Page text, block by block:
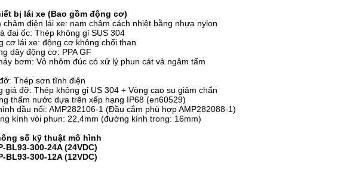
bị lái xe (Bao gồm động cơ)
châm điện lái xe: nam châm cách nhiệt bằng nhựa nylon
đai ốc: Thép không gỉ SUS 304
cơ lái xe: động cơ không chổi than
dây động cơ: PPA GF
bơm: Vỏ nhôm đúc có xử lý phun cát và ngâm tẩm
Thép sơn tĩnh điện
giá đỡ: Thép không gỉ US 304 + Vòng cao su giảm chấn
thấm nước dựa trên xếp hạng IP68 (en60529)
đầu nối: AMP282106-1 (Đầu cắm phù hợp AMP282088-1)
kính vòi phun: 22,4mm (đường kính trong: 16mm)
số kỹ thuật mô hình
BL93-300-24A (24VDC)
BL93-300-12A (12VDC)